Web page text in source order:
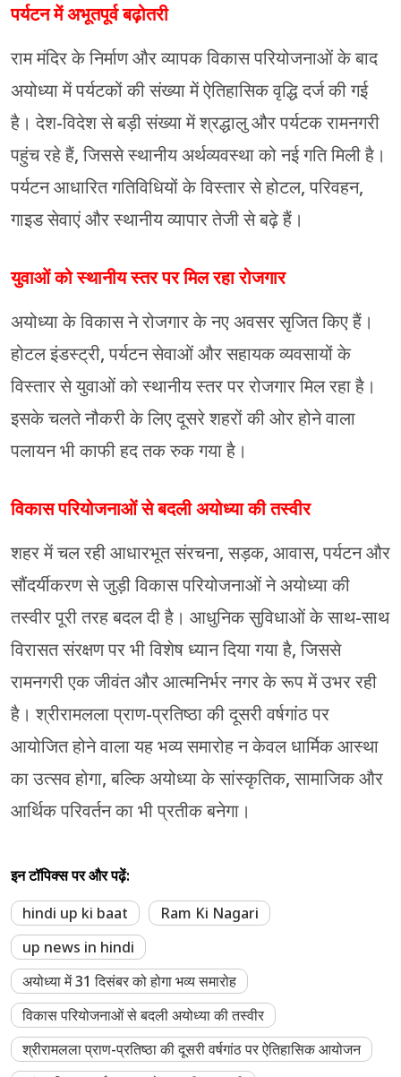
पर्यटन में अभूतपूर्व बढ़ोतरी
राम मंदिर के निर्माण और व्यापक विकास परियोजनाओं के बाद
अयोध्या में पर्यटकों की संख्या में ऐतिहासिक वृद्धि दर्ज की गई
है। देश-विदेश से बड़ी संख्या में श्रद्धालु और पर्यटक रामनगरी
पहुंच रहे हैं, जिससे स्थानीय अर्थव्यवस्था को नई गति मिली है।
पर्यटन आधारित गतिविधियों के विस्तार से होटल, परिवहन,
गाइड सेवाएं और स्थानीय व्यापार तेजी से बढ़े हैं।
युवाओं को स्थानीय स्तर पर मिल रहा रोजगार
अयोध्या के विकास ने रोजगार के नए अवसर सृजित किए हैं।
होटल इंडस्ट्री, पर्यटन सेवाओं और सहायक व्यवसायों के
विस्तार से युवाओं को स्थानीय स्तर पर रोजगार मिल रहा है।
इसके चलते नौकरी के लिए दूसरे शहरों की ओर होने वाला
पलायन भी काफी हद तक रुक गया है।
विकास परियोजनाओं से बदली अयोध्या की तस्वीर
शहर में चल रही आधारभूत संरचना, सड़क, आवास, पर्यटन और
सौंदर्यीकरण से जुड़ी विकास परियोजनाओं ने अयोध्या की
तस्वीर पूरी तरह बदल दी है। आधुनिक सुविधाओं के साथ-साथ
विरासत संरक्षण पर भी विशेष ध्यान दिया गया है, जिससे
रामनगरी एक जीवंत और आत्मनिर्भर नगर के रूप में उभर रही
है। श्रीरामलला प्राण-प्रतिष्ठा की दूसरी वर्षगांठ पर
आयोजित होने वाला यह भव्य समारोह न केवल धार्मिक आस्था
का उत्सव होगा, बल्कि अयोध्या के सांस्कृतिक, सामाजिक और
आर्थिक परिवर्तन का भी प्रतीक बनेगा।
इन टॉपिक्स पर और पढ़ें:
hindi up ki baat
Ram Ki Nagari
up news in hindi
अयोध्या में 31 दिसंबर को होगा भव्य समारोह
विकास परियोजनाओं से बदली अयोध्या की तस्वीर
श्रीरामलला प्राण-प्रतिष्ठा की दूसरी वर्षगांठ पर ऐतिहासिक आयोजन